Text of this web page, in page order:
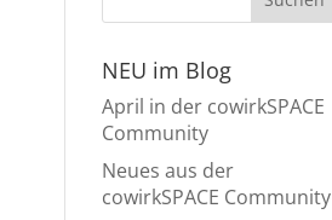
NEU im Blog
April in der cowirkSPACE
Community
Neues aus der
cowirkSPACE Community